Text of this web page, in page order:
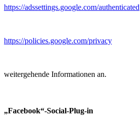
https://adssettings.google.com/authenticated
https://policies.google.com/privacy
weitergehende Informationen an.
„Facebook“-Social-Plug-in